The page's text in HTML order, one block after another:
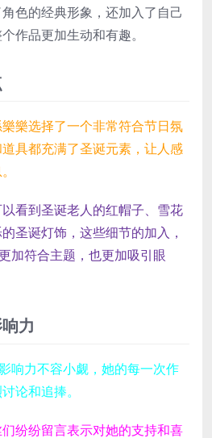
角色的经典形象，还加入了自己
作品更加生动和有趣。
樂选择了一个非常符合节日氛
具都充满了圣诞元素，让人感
看到圣诞老人的红帽子、雪花
圣诞灯饰，这些细节的加入，
加符合主题，也更加吸引眼
力
响力不容小觑，她的每一次作
论和追捧。
纷纷留言表示对她的支持和喜